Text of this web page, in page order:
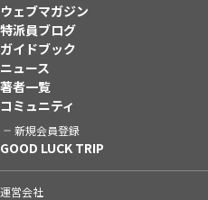
ウェブマガジン
特派員ブログ
ガイドブック
ニュース
著者一覧
コミュニティ
新規会員登録
GOOD LUCK TRIP
運営会社